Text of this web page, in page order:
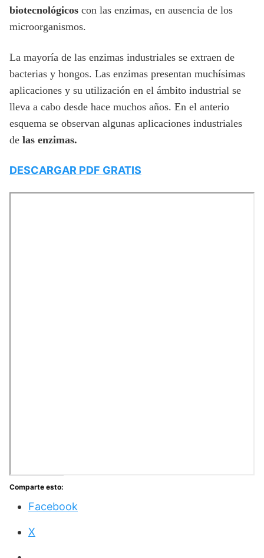
biotecnológicos con las enzimas, en ausencia de los
microorganismos.
La mayoría de las enzimas industriales se extraen de
bacterias y hongos. Las enzimas presentan muchísimas
aplicaciones y su utilización en el ámbito industrial se
lleva a cabo desde hace muchos años. En el anterio
esquema se observan algunas aplicaciones industriales
de las enzimas.
DESCARGAR PDF GRATIS
Comparte esto:
Facebook
X